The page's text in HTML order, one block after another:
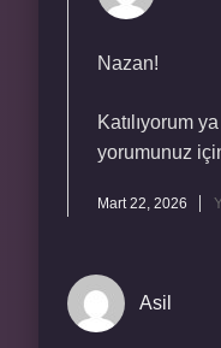
Nazan!
Katılıyorum
yorumunuz
Mart 22, 2026
Asil